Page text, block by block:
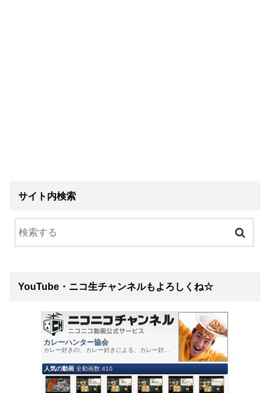
サイト内検索
YouTube・ニコ生チャンネルもよろしくね☆